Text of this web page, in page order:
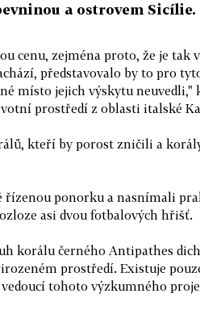
a ostrovem Sicílie.
cenu, zejména proto, že je tak
představovalo by to pro
místo jejich výskytu neuvedli,"
prostředí z oblasti italské
kteří by porost zničili a
ponorku a nasnímali
asi dvou fotbalových hřišť.
korálu černého Antipathes
prostředí. Existuje
vedoucí tohoto výzkumného